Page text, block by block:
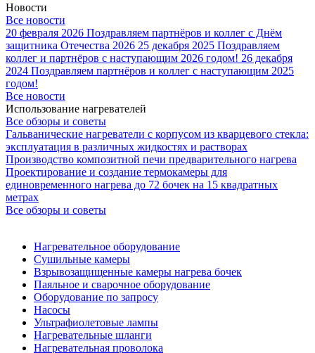
Новости
Все новости
20 февраля 2026 Поздравляем партнёров и коллег с Днём
защитника Отечества 2026 25 декабря 2025 Поздравляем
коллег и партнёров с наступающим 2026 годом! 26 декабря
2024 Поздравляем партнёров и коллег с наступающим 2025
годом!
Все новости
Использование нагревателей
Все обзоры и советы
Гальванические нагреватели с корпусом из кварцевого стекла:
эксплуатация в различных жидкостях и растворах
Производство композитной печи предварительного нагрева
Проектирование и создание термокамеры для
единовременного нагрева до 72 бочек на 15 квадратных
метрах
Все обзоры и советы
Нагревательное оборудование
Сушильные камеры
Взрывозащищенные камеры нагрева бочек
Паяльное и сварочное оборудование
Оборудование по запросу
Насосы
Ультрафиолетовые лампы
Нагревательные шланги
Нагревательная проволока